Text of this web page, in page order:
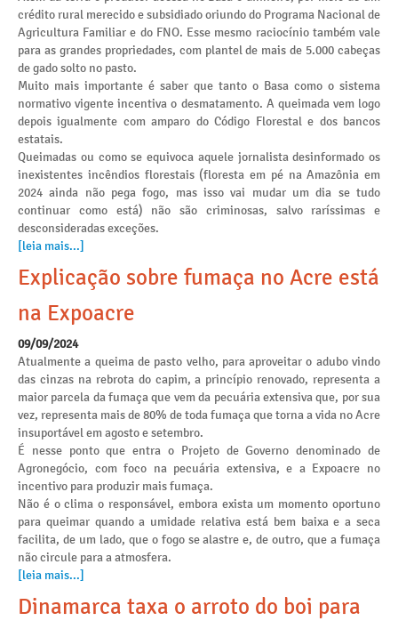
crédito rural merecido e subsidiado oriundo do Programa Nacional de
Agricultura Familiar e do FNO. Esse mesmo raciocínio também vale
para as grandes propriedades, com plantel de mais de 5.000 cabeças
de gado solto no pasto.
Muito mais importante é saber que tanto o Basa como o sistema
normativo vigente incentiva o desmatamento. A queimada vem logo
depois igualmente com amparo do Código Florestal e dos bancos
estatais.
Queimadas ou como se equivoca aquele jornalista desinformado os
inexistentes incêndios florestais (floresta em pé na Amazônia em
2024 ainda não pega fogo, mas isso vai mudar um dia se tudo
continuar como está) não são criminosas, salvo raríssimas e
desconsideradas exceções.
[leia mais...]
Explicação sobre fumaça no Acre está
na Expoacre
09/09/2024
Atualmente a queima de pasto velho, para aproveitar o adubo vindo
das cinzas na rebrota do capim, a princípio renovado, representa a
maior parcela da fumaça que vem da pecuária extensiva que, por sua
vez, representa mais de 80% de toda fumaça que torna a vida no Acre
insuportável em agosto e setembro.
É nesse ponto que entra o Projeto de Governo denominado de
Agronegócio, com foco na pecuária extensiva, e a Expoacre no
incentivo para produzir mais fumaça.
Não é o clima o responsável, embora exista um momento oportuno
para queimar quando a umidade relativa está bem baixa e a seca
facilita, de um lado, que o fogo se alastre e, de outro, que a fumaça
não circule para a atmosfera.
[leia mais...]
Dinamarca taxa o arroto do boi para